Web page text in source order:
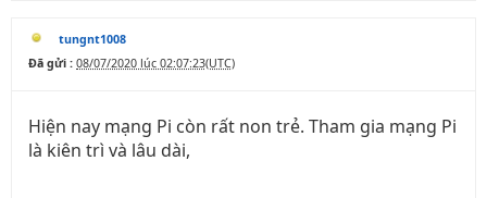
tungnt1008
Đã gửi : 08/07/2020 lúc 02:07:23(UTC)
Hiện nay mạng Pi còn rất non trẻ. Tham gia mạng Pi
là kiên trì và lâu dài,